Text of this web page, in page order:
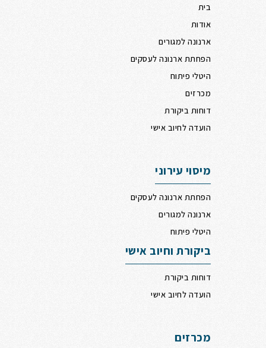
בית
אודות
ארנונה למגורים
הפחתת ארנונה לעסקים
היטלי פיתוח
מכרזים
דוחות ביקורת
הועדה לחיוב אישי
מיסוי עירוני
הפחתת ארנונה לעסקים
ארנונה למגורים
היטלי פיתוח
ביקורת וחיוב אישי
דוחות ביקורת
הועדה לחיוב אישי
מכרזים